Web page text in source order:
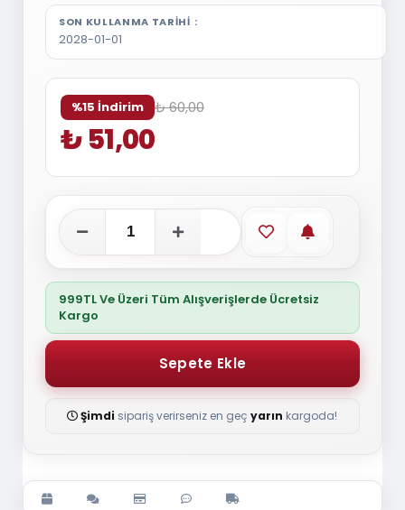
SON KULLANMA TARIHI
2028-01-01
%15 İndirim ₺ 60,00
₺ 51,00
Favorilere ekle
Stoğa
999TL Ve Üzeri Tüm Alışverişlerde Ücretsiz
Kargo
Şimdi sipariş verirseniz en geçyarın kargoda!